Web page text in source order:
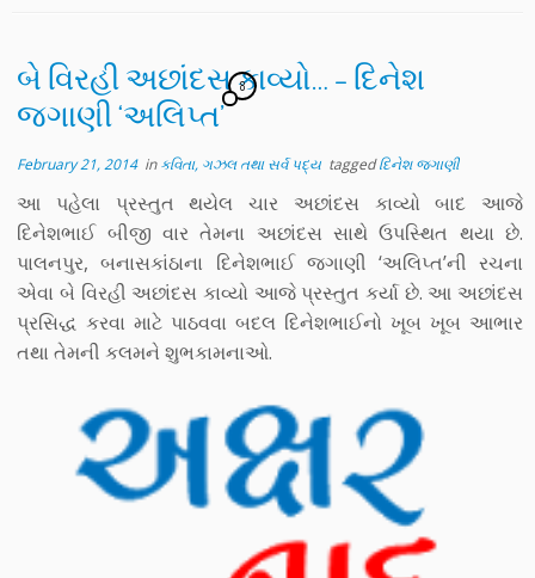
બે વિરહી અછાંદસ કાવ્યો… – દિનેશ
જગાણી ‘અલિપ્ત’
8
February 21, 2014inકવિતા, ગઝલ તથા સર્વ પદ્ય taggedદિનેશ જગાણી
આ પહેલા પ્રસ્તુત થયેલ ચાર અછાંદસ કાવ્યો બાદ આજે
દિનેશભાઈ બીજી વાર તેમના અછાંદસ સાથે ઉપસ્થિત થયા છે.
પાલનપુર, બનાસકાંઠાના દિનેશભાઈ જગાણી ‘અલિપ્ત’ની રચના
એવા બે વિરહી અછાંદસ કાવ્યો આજે પ્રસ્તુત કર્યા છે. આ અછાંદસ
પ્રસિદ્ધ કરવા માટે પાઠવવા બદલ દિનેશભાઈનો ખૂબ ખૂબ આભાર
તથા તેમની કલમને શુભકામનાઓ.